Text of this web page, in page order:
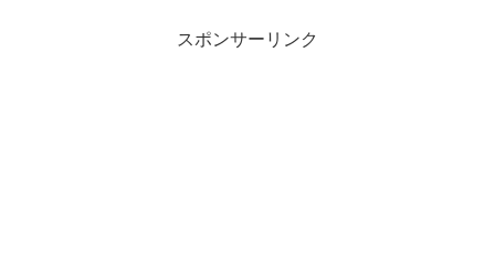
した！「よくここまで大きくな
自力で頑張れる。 僕の父は喫煙
スポンサーリンク